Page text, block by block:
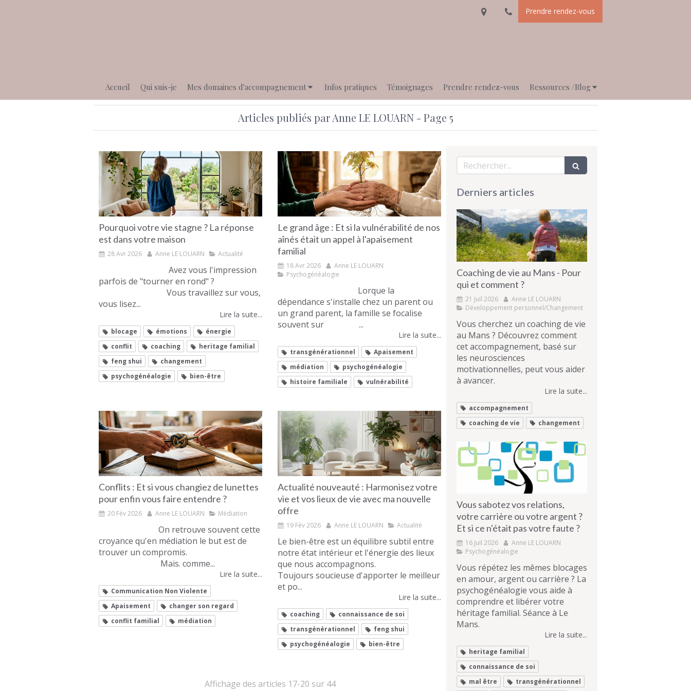
Prendre rendez-vous
Accueil Qui suis-je Mes domaines d'accompagnement Infos pratiques Témoignages Prendre rendez-vous Ressources /Blog
Articles publiés par Anne LE LOUARN - Page 5
Pourquoi votre vie stagne ? La réponse
est dans votre maison
28 Avr 2026 Anne LE LOUARN Actualité
Avez vous l'impression
parfois de "tourner en rond" ?
Vous travaillez sur vous,
vous lisez...
Lire la suite...
blocage émotions
énergie
conflit
coaching
heritage familial
feng shui
changement
psychogénéalogie
bien-être
Le grand âge : Et si la vulnérabilité de nos
aînés était un appel à l'apaisement
familial
18 Avr 2026
Anne LE LOUARN
Psychogénéalogie
Lorque la
dépendance s'installe chez un parent ou
un grand parent, la famille se focalise
souvent sur ...
Lire la suite...
transgénérationnel
Apaisement
médiation
psychogénéalogie
histoire familiale
vulnérabilité
Conflits : Et si vous changiez de lunettes
pour enfin vous faire entendre ?
20 Fév 2026 Anne LE LOUARN Médiation
On retrouve souvent cette
croyance qu'en médiation le but est de
trouver un compromis.
Mais. comme...
Lire la suite...
Communication Non Violente
Apaisement
changer son regard
conflit familial
médiation
Actualité nouveauté : Harmonisez votre
vie et vos lieux de vie avec ma nouvelle
offre
19 Fév 2026 Anne LE LOUARN Actualité
Le bien-être est un équilibre subtil entre
notre état intérieur et l'énergie des lieux
que nous accompagnons.
Toujours soucieuse d'apporter le meilleur
et po...
Lire la suite...
coaching
connaissance de soi
transgénérationnel
feng shui
psychogénéalogie
bien-être
Affichage des articles 17-20 sur 44
Rechercher
Derniers articles
Coaching de vie au Mans - Pour
qui et comment ?
21 Juil 2026
Anne LE LOUARN
Développement personnel/Changement
Vous cherchez un coaching de vie
au Mans ? Découvrez comment
cet accompagnement, basé sur
les neurosciences
motivationnelles, peut vous aider
à avancer.
Lire la suite...
accompagnement
coaching de vie
changement
Vous sabotez vos relations,
votre carrière ou votre argent ?
Et si ce n'était pas votre faute ?
16 Juil 2026
Anne LE LOUARN
Psychogénéalogie
Vous répétez les mêmes blocages
en amour, argent ou carrière ? La
psychogénéalogie vous aide à
comprendre et libérer votre
héritage familial. Séance à Le
Mans.
Lire la suite...
heritage familial
connaissance de soi
mal être
transgénérationnel